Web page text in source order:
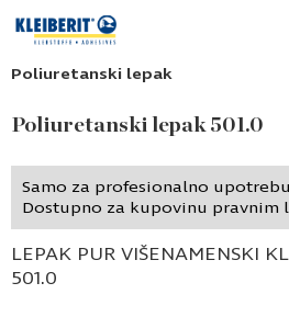
Poliuretanski lepak
Poliuretanski lepak 501.0
Samo za profesionalno
Dostupno za kupovinu pravnim
LEPAK PUR VIŠENAMENSKI
501.0